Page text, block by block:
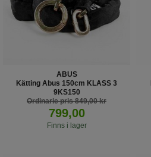
ABUS
Kätting Abus 150cm KLASS 3
9KS150
Ordinarie pris 849,00 kr
799,00
Finns i lager